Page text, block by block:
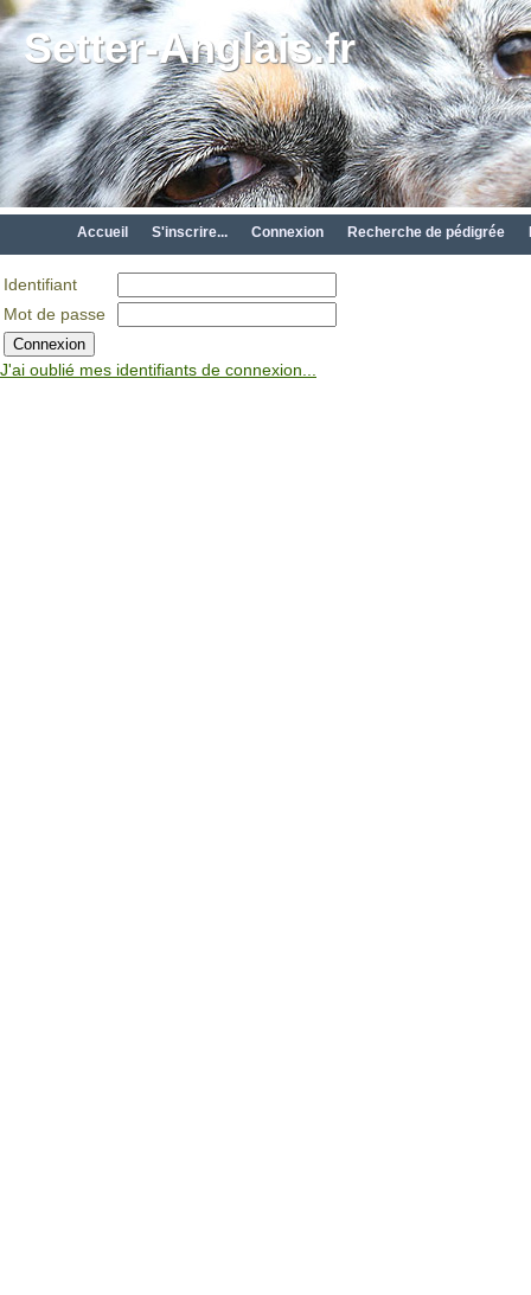
Setter-Anglais.fr
Accueil S'inscrire... Connexion Recherche de pédigrée
Identifiant
Mot de passe
J'ai oublié mes identifiants de connexion...